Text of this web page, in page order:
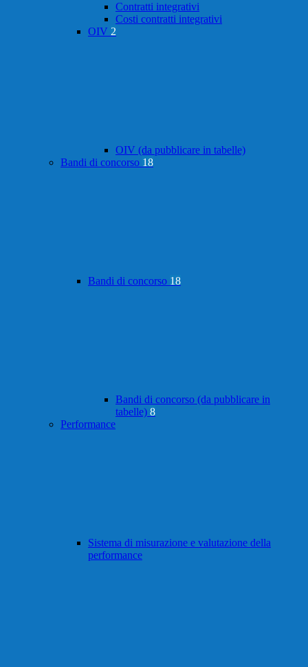
Contratti integrativi
Costi contratti integrativi
OIV 2
OIV (da pubblicare in tabelle)
Bandi di concorso 18
Bandi di concorso 18
Bandi di concorso (da pubblicare in
tabelle) 8
Performance
Sistema di misurazione e valutazione della
performance